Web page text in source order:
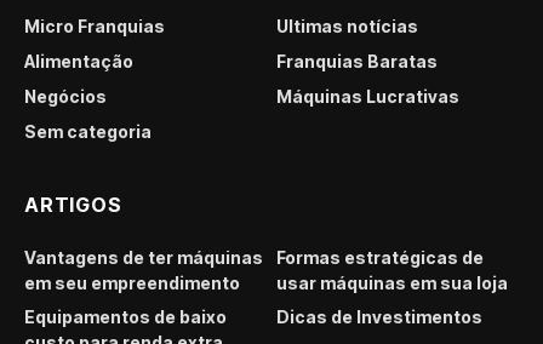
Micro Franquias
Últimas notícias
Alimentação
Franquias Baratas
Negócios
Máquinas Lucrativas
Sem categoria
ARTIGOS
Vantagens de ter máquinas
em seu empreendimento
Formas estratégicas de
usar máquinas em sua loja
Equipamentos de baixo
Dicas de Investimentos